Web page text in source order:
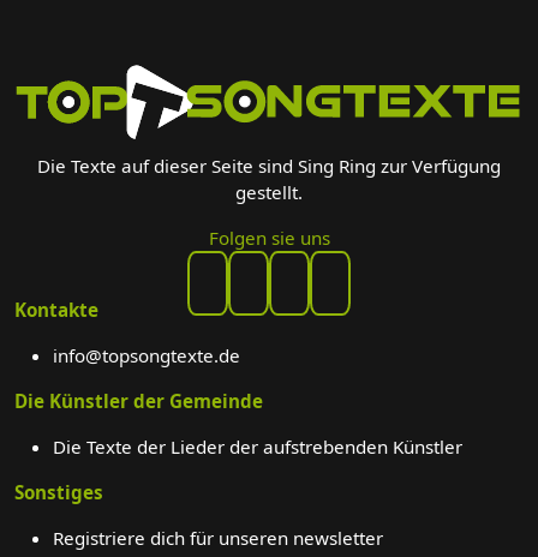
Die Texte auf dieser Seite sind Sing Ring zur Verfügung
gestellt.
Folgen sie uns
Kontakte
info@topsongtexte.de
Die Künstler der Gemeinde
Die Texte der Lieder der aufstrebenden Künstler
Sonstiges
Registriere dich für unseren newsletter